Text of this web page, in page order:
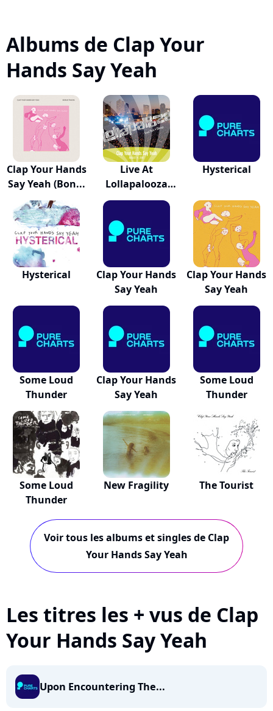
Albums de Clap Your
Hands Say Yeah
Clap Your Hands
Say Yeah (Bon...
Live At
Lollapalooza
2007: Cl...
Hysterical
Hysterical
Clap Your Hands
Say Yeah
Clap Your Hands
Say Yeah
Some Loud
Thunder
Clap Your Hands
Say Yeah
Some Loud
Thunder
Some Loud
Thunder
New Fragility The Tourist
Voir tous les albums et singles de Clap
Your Hands Say Yeah
Les titres les + vus de Clap
Your Hands Say Yeah
Upon Encountering The...